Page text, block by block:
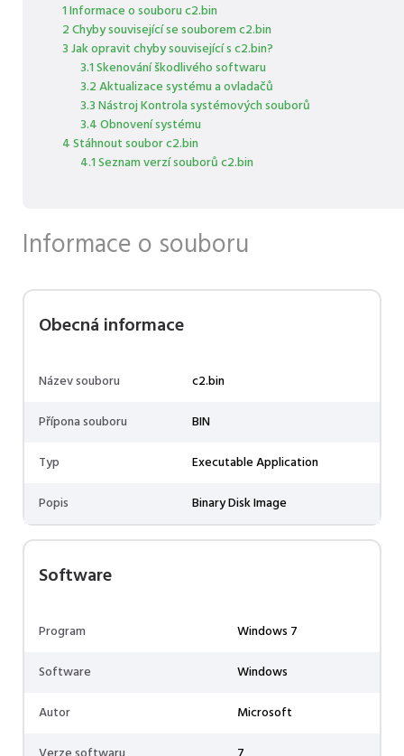
1 Informace o souboru c2.bin
2 Chyby související se souborem c2.bin
3 Jak opravit chyby související s c2.bin?
3.1 Skenování škodlivého softwaru
3.2 Aktualizace systému a ovladačů
3.3 Nástroj Kontrola systémových souborů
3.4 Obnovení systému
4 Stáhnout soubor c2.bin
4.1 Seznam verzí souborů c2.bin
Informace o souboru
Obecná informace
Název souboru
c2.bin
Přípona souboru
BIN
Typ
Executable Application
Popis
Binary Disk Image
Software
Program
Windows 7
Software
Windows
Autor
Microsoft